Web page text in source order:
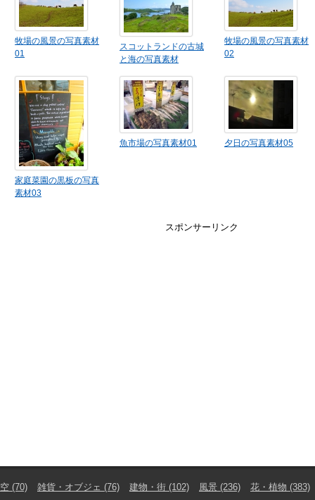
牧場の風景の写真素材
01
スコットランドの古城
と海の写真素材
牧場の風景の写真素材
02
家庭菜園の黒板の写真
素材03
魚市場の写真素材01 夕日の写真素材05
スポンサーリンク
空 (70) 雑貨・オブジェ (76) 建物・街 (102) 風景 (236) 花・植物 (383)